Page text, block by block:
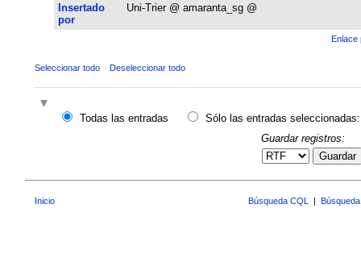
Insertado
por
Uni-Trier @ amaranta_sg @
Enlace
Seleccionar todo Deseleccionar todo
Todas las entradas
Sólo las entradas seleccionadas:
Guardar registros:
Guardar
Inicio Búsqueda CQL